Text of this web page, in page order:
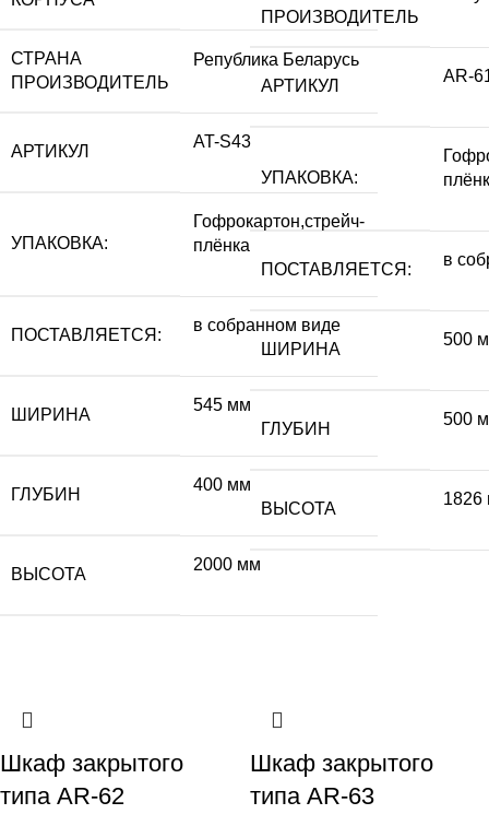
СТРАНА
ПРОИЗВОДИТЕЛЬ
Република Беларусь
АРТИКУЛ
AT-S43
УПАКОВКА:
Гофрокартон,стрейч-
плёнка
ПОСТАВЛЯЕТСЯ:
в собранном виде
ШИРИНА
545 мм
ГЛУБИН
400 мм
ВЫСОТА
2000 мм
ПРОИЗВОДИТЕЛЬ
АРТИКУЛ
AR-
УПАКОВКА:
ПОСТАВЛЯЕТСЯ:
в
ШИРИНА
500
ГЛУБИН
500
ВЫСОТА
1826
Шкаф закрытого
типа AR-62
Шкаф закрытого
типа AR-63